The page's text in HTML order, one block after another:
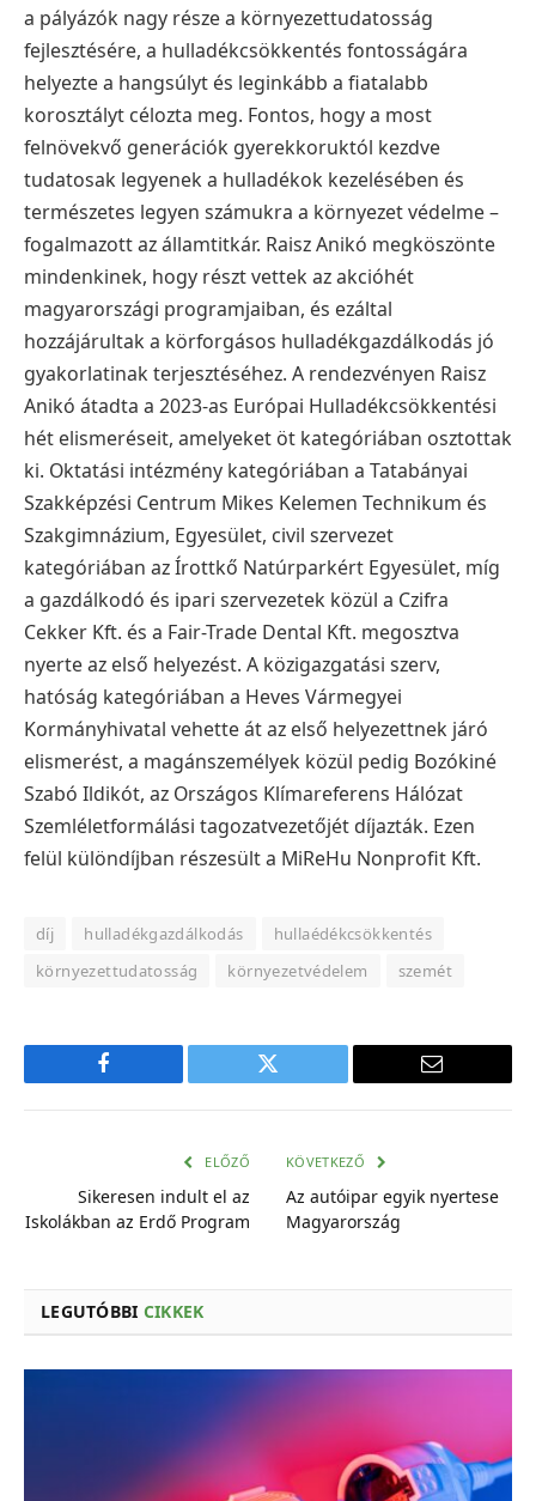
a pályázók nagy része a környezettudatosság
fejlesztésére, a hulladékcsökkentés fontosságára
helyezte a hangsúlyt és leginkább a fiatalabb
korosztályt célozta meg. Fontos, hogy a most
felnövekvő generációk gyerekkoruktól kezdve
tudatosak legyenek a hulladékok kezelésében és
természetes legyen számukra a környezet védelme –
fogalmazott az államtitkár. Raisz Anikó megköszönte
mindenkinek, hogy részt vettek az akcióhét
magyarországi programjaiban, és ezáltal
hozzájárultak a körforgásos hulladékgazdálkodás jó
gyakorlatinak terjesztéséhez. A rendezvényen Raisz
Anikó átadta a 2023-as Európai Hulladékcsökkentési
hét elismeréseit, amelyeket öt kategóriában osztottak
ki. Oktatási intézmény kategóriában a Tatabányai
Szakképzési Centrum Mikes Kelemen Technikum és
Szakgimnázium, Egyesület, civil szervezet
kategóriában az Írottkő Natúrparkért Egyesület, míg
a gazdálkodó és ipari szervezetek közül a Czifra
Cekker Kft. és a Fair-Trade Dental Kft. megosztva
nyerte az első helyezést. A közigazgatási szerv,
hatóság kategóriában a Heves Vármegyei
Kormányhivatal vehette át az első helyezettnek járó
elismerést, a magánszemélyek közül pedig Bozókiné
Szabó Ildikót, az Országos Klímareferens Hálózat
Szemléletformálási tagozatvezetőjét díjazták. Ezen
felül különdíjban részesült a MiReHu Nonprofit Kft.
díj hulladékgazdálkodás
hullaédékcsökkentés
környezettudatosság
környezetvédelem szemét
Facebook Twitter
E-
ELŐZŐ
Sikeresen indult el az
Iskolákban az Erdő Program
KÖVETKEZŐ
Az autóipar egyik nyertese
Magyarország
LEGUTÓBBI CIKKEK